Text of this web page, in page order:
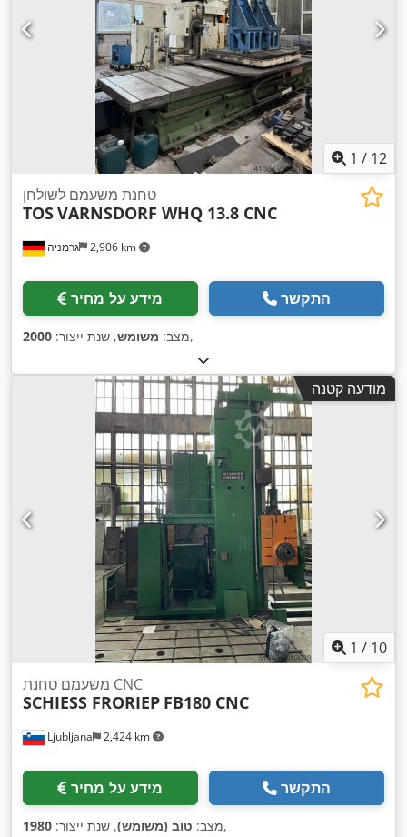
1 / 12
גרמניה 2,906 km
טחנת משעמם לשולחן
TOSVARNSDORF WHQ 13.8 CNC
מידע על מחיר התקשר
מצב: משומש, שנת ייצור: 2000 ,
מודעה קטנה
1 / 10
Ljubljana 2,424 km
משעמם טחנת CNC
SCHIESS FRORIEP FB180 CNC
מידע על מחיר התקשר
מצב: טוב (משומש), שנת ייצור: 1980 ,